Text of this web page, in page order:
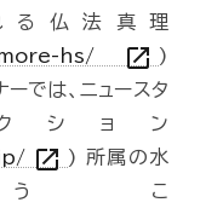
仏法真理
more-hs/ open_in_new )
では、ニュースタ
ション
open_in_new ) 所属の水
こ